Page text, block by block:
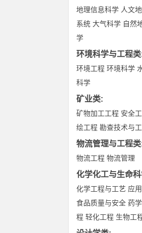
地理信息科学 人文
系统 大气科学 自然
学
环境科学与工程类
环境工程 环境科学
科学
矿业类:
矿物加工工程 安全
绘工程 勘查技术与
物流管理与工程类
物流工程 物流管理
化学化工与生命
化学工程与工艺 应
食品质量与安全 药学
程 轻化工程 生物工